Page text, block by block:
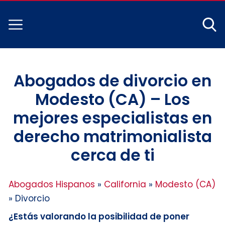
Abogados de divorcio en
Modesto (CA) – Los
mejores especialistas en
derecho matrimonialista
cerca de ti
Abogados Hispanos » California » Modesto (CA)
» Divorcio
¿Estás valorando la posibilidad de poner